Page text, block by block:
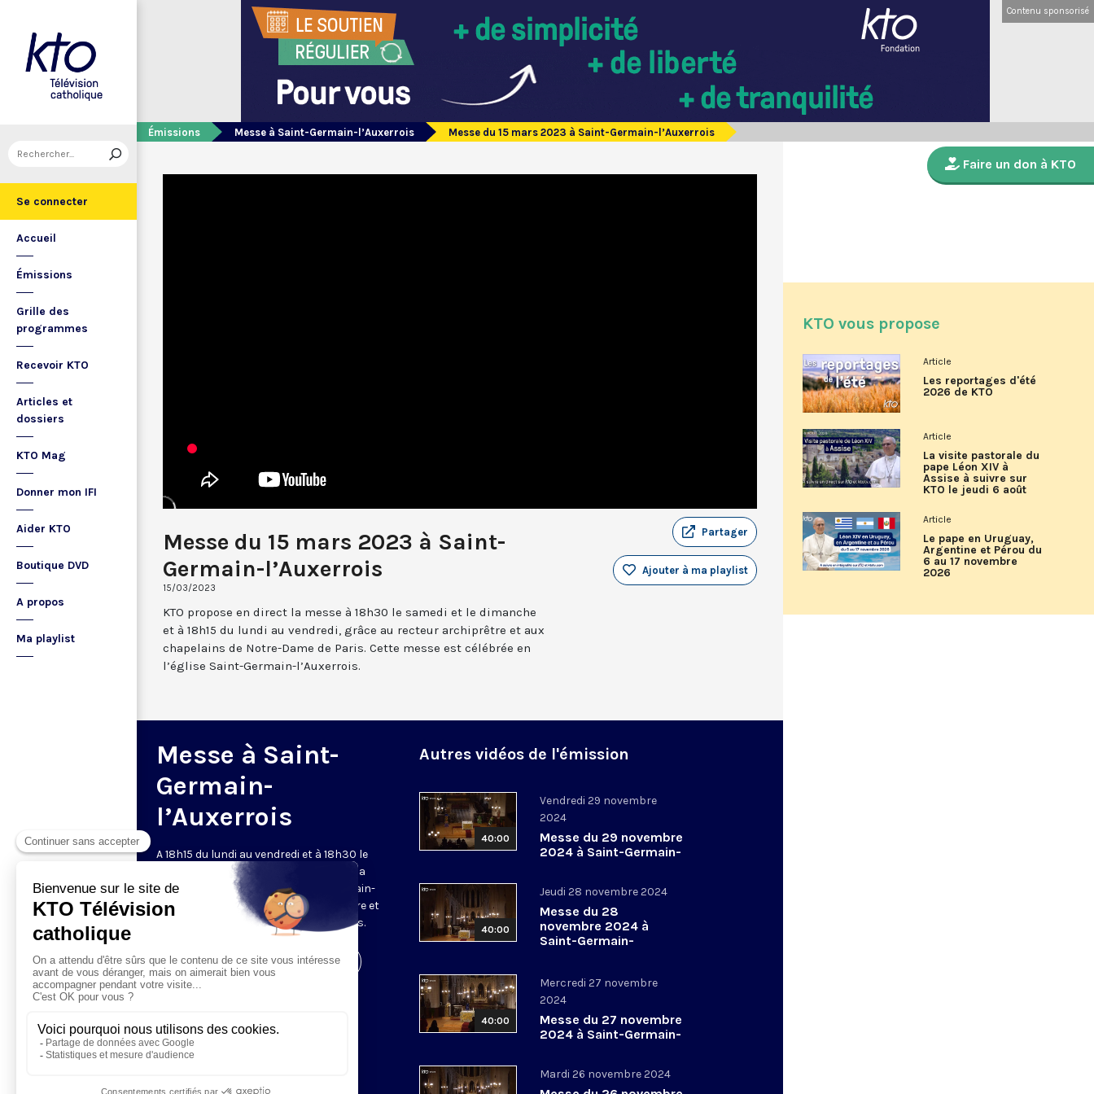
Se connecter
Accueil
Émissions
Grille des
programmes
Recevoir KTO
Articles et
dossiers
KTO Mag
Donner mon IFI
Aider KTO
Boutique DVD
A propos
Ma playlist
Contenu sponsorisé
Émissions Messe à Saint-Germain-l’Auxerrois Messe du 15 mars 2023 à Saint-Germain-l’Auxerrois
Messe du 15 mars 2023 à Saint-
Germain-l’Auxerrois
15/03/2023
Partager
Ajouter à ma playlist
KTO propose en direct la messe à 18h30 le samedi et le dimanche
et à 18h15 du lundi au vendredi, grâce au recteur archiprêtre et aux
chapelains de Notre-Dame de Paris. Cette messe est célébrée en
l’église Saint-Germain-l’Auxerrois.
Messe à Saint-
Germain-
l’Auxerrois
A 18h15 du lundi au vendredi et à 18h30 le
samedi et dimanche, KTO retransmet la
messe en direct de l'église Saint-Germain-
l'Auxerrois, grâce au recteur archiprêtre et
aux chapelains de Notre-Dame de Paris.
Visiter la page de l'émission
Autres vidéos de l'émission
40:00
Vendredi 29 novembre
2024
Messe du 29 novembre
2024 à Saint-Germain-
40:00
Jeudi 28 novembre 2024
Messe du 28
novembre 2024 à
Saint-Germain-
40:00
Mercredi 27 novembre
2024
Messe du 27 novembre
2024 à Saint-Germain-
Mardi 26 novembre 2024
Faire un don à KTO
KTO vous propose
Article
Les reportages d'été
2026 de KTO
Article
La visite pastorale du
pape Léon XIV à
Assise à suivre sur
KTO le jeudi 6 août
Article
Le pape en Uruguay,
Argentine et Pérou du
6 au 17 novembre
2026